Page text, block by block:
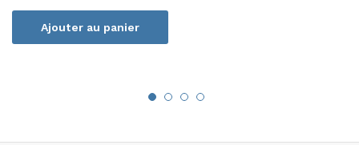
Ajouter au panier